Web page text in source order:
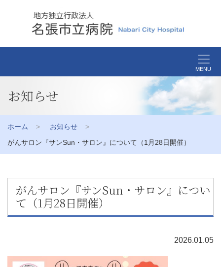
MENU
お知らせ
ホーム
お知らせ
がんサロン『サンSun・サロン』について（1月28日開催）
がんサロン『サンSun・サロン』につい
て（1月28日開催）
2026.01.05